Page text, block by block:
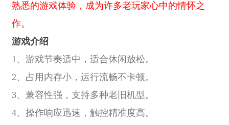
熟悉的游戏体验，成为许多老玩家心中的情怀之
作。
游戏介绍
1、游戏节奏适中，适合休闲放松。
2、占用内存小，运行流畅不卡顿。
3、兼容性强，支持多种老旧机型。
4、操作响应迅速，触控精准度高。